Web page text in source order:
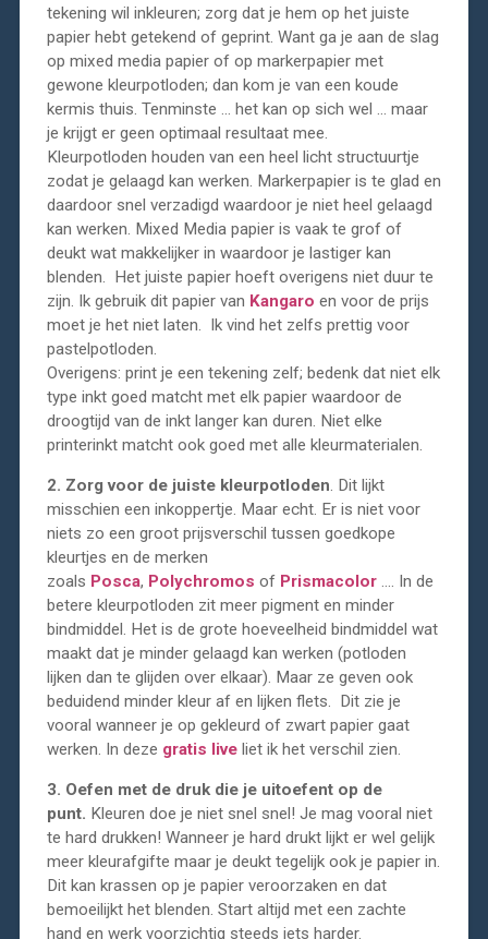
tekening wil inkleuren; zorg dat je hem op het juiste
papier hebt getekend of geprint. Want ga je aan de slag
op mixed media papier of op markerpapier met
gewone kleurpotloden; dan kom je van een koude
kermis thuis. Tenminste … het kan op sich wel … maar
je krijgt er geen optimaal resultaat mee.
Kleurpotloden houden van een heel licht structuurtje
zodat je gelaagd kan werken. Markerpapier is te glad en
daardoor snel verzadigd waardoor je niet heel gelaagd
kan werken. Mixed Media papier is vaak te grof of
deukt wat makkelijker in waardoor je lastiger kan
blenden. Het juiste papier hoeft overigens niet duur te
zijn. Ik gebruik dit papier van Kangaro en voor de prijs
moet je het niet laten. Ik vind het zelfs prettig voor
pastelpotloden.
Overigens: print je een tekening zelf; bedenk dat niet elk
type inkt goed matcht met elk papier waardoor de
droogtijd van de inkt langer kan duren. Niet elke
printerinkt matcht ook goed met alle kleurmaterialen.
2. Zorg voor de juiste kleurpotloden. Dit lijkt
misschien een inkoppertje. Maar echt. Er is niet voor
niets zo een groot prijsverschil tussen goedkope
kleurtjes en de merken
zoals Posca, Polychromos of Prismacolor…. In de
betere kleurpotloden zit meer pigment en minder
bindmiddel. Het is de grote hoeveelheid bindmiddel wat
maakt dat je minder gelaagd kan werken (potloden
lijken dan te glijden over elkaar). Maar ze geven ook
beduidend minder kleur af en lijken flets. Dit zie je
vooral wanneer je op gekleurd of zwart papier gaat
werken. In deze gratis liveliet ik het verschil zien.
3. Oefen met de druk die je uitoefent op de
punt. Kleuren doe je niet snel snel! Je mag vooral niet
te hard drukken! Wanneer je hard drukt lijkt er wel gelijk
meer kleurafgifte maar je deukt tegelijk ook je papier in.
Dit kan krassen op je papier veroorzaken en dat
bemoeilijkt het blenden. Start altijd met een zachte
hand en werk voorzichtig steeds iets harder.